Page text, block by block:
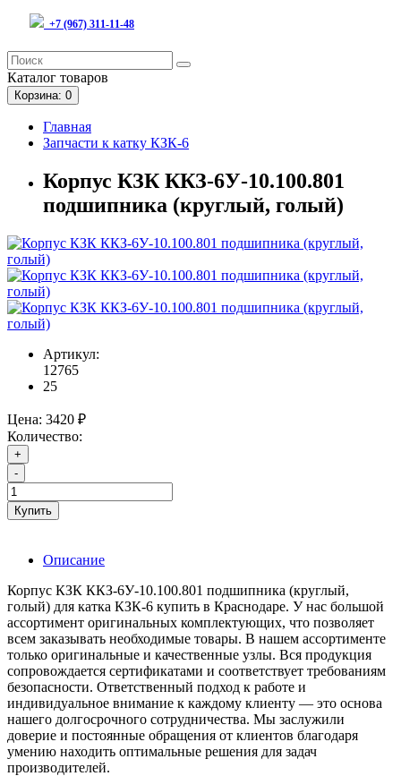
+7 (967) 311-11-48
Каталог товаров
Корзина: 0
Главная
Запчасти к катку КЗК-6
Корпус КЗК ККЗ-6У-10.100.801
подшипника (круглый, голый)
Артикул:
12765
25
Цена: 3420 ₽
Количество:
+
-
Купить
Описание
Корпус КЗК ККЗ-6У-10.100.801 подшипника (круглый,
голый) для катка КЗК-6 купить в Краснодаре. У нас большой
ассортимент оригинальных комплектующих, что позволяет
всем заказывать необходимые товары. В нашем ассортименте
только оригинальные и качественные узлы. Вся продукция
сопровождается сертификатами и соответствует требованиям
безопасности. Ответственный подход к работе и
индивидуальное внимание к каждому клиенту — это основа
нашего долгосрочного сотрудничества. Мы заслужили
доверие и постоянные обращения от клиентов благодаря
умению находить оптимальные решения для задач
производителей.